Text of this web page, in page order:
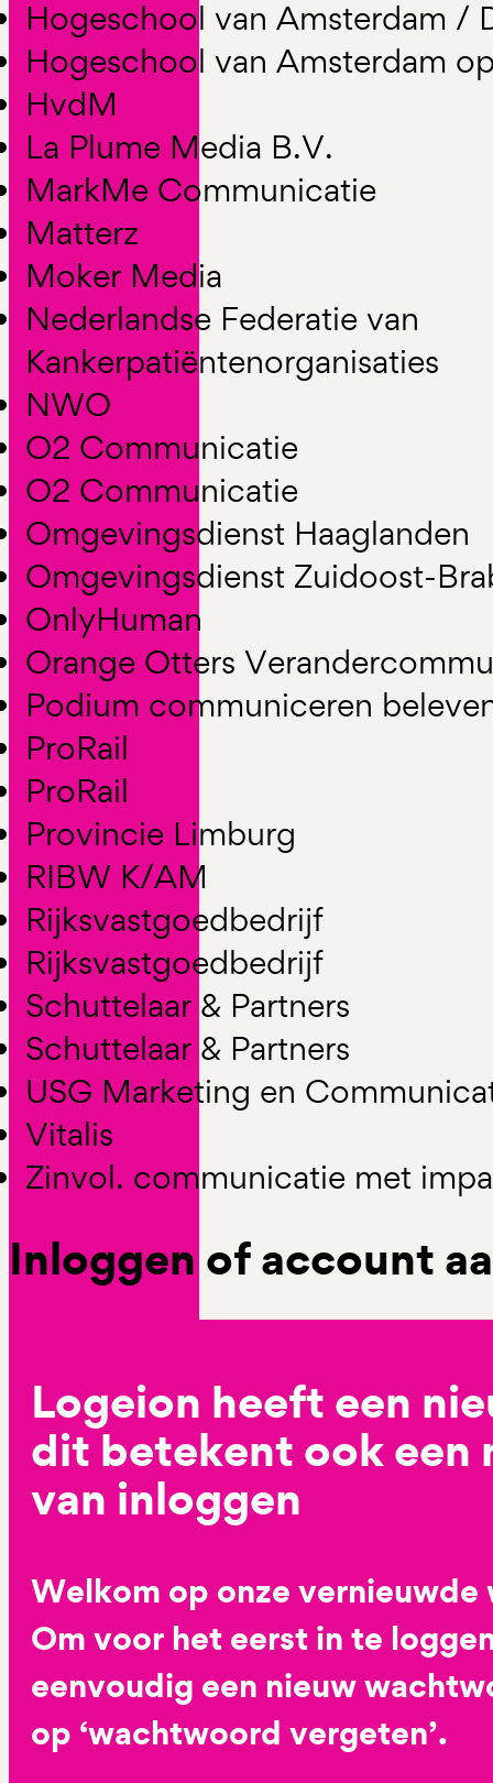
Hogeschool van Amsterdam /
Hogeschool van Amsterdam
HvdM
La Plume Media B.V.
MarkMe Communicatie
Matterz
Moker Media
Nederlandse Federatie van
Kankerpatiëntenorganisaties
NWO
O2 Communicatie
O2 Communicatie
Omgevingsdienst Haaglanden
Omgevingsdienst Zuidoost-
OnlyHuman
Orange Otters
Podium communiceren
ProRail
ProRail
Provincie Limburg
RIBW K/AM
Rijksvastgoedbedrijf
Rijksvastgoedbedrijf
Schuttelaar & Partners
Schuttelaar & Partners
USG Marketing en
Vitalis
Zinvol. communicatie met
Inloggen of account
Logeion heeft een
dit betekent ook een
van inloggen
Welkom op onze vernieuwde
Om voor het eerst in te
eenvoudig een nieuw
op ‘wachtwoord vergeten’.